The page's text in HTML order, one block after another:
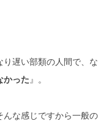
り遅い部類の人間で、な
かった 』。
な感じですから一般の